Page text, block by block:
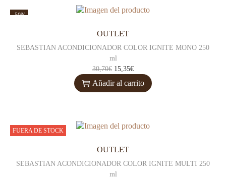
-50%
OUTLET
SEBASTIAN ACONDICIONADOR COLOR IGNITE MONO 250
ml
30,70€ 15,35€
Añadir al carrito
FUERA DE STOCK
OUTLET
SEBASTIAN ACONDICIONADOR COLOR IGNITE MULTI 250
ml